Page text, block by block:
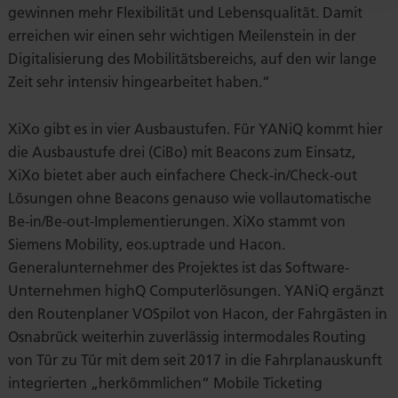
gewinnen mehr Flexibilität und Lebensqualität. Damit
erreichen wir einen sehr wichtigen Meilenstein in der
Digitalisierung des Mobilitätsbereichs, auf den wir lange
Zeit sehr intensiv hingearbeitet haben.“
XiXo gibt es in vier Ausbaustufen. Für YANiQ kommt hier
die Ausbaustufe drei (CiBo) mit Beacons zum Einsatz,
XiXo bietet aber auch einfachere Check-in/Check-out
Lösungen ohne Beacons genauso wie vollautomatische
Be-in/Be-out-Implementierungen. XiXo stammt von
Siemens Mobility, eos.uptrade und Hacon.
Generalunternehmer des Projektes ist das Software-
Unternehmen highQ Computerlösungen. YANiQ ergänzt
den Routenplaner VOSpilot von Hacon, der Fahrgästen in
Osnabrück weiterhin zuverlässig intermodales Routing
von Tür zu Tür mit dem seit 2017 in die Fahrplanauskunft
integrierten „herkömmlichen“ Mobile Ticketing